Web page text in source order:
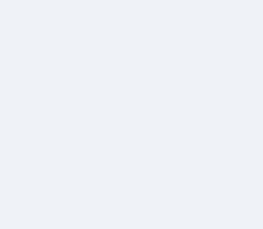
英語が「聞こえる・分かる・
【海外ツアー完全ガイド】ア
梅干しを毎日食べたらどうな
ブルーベリーを毎日食べた
バナナを毎日食べたらどうな